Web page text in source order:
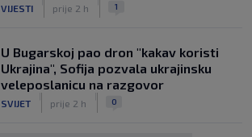
VIJESTI prije 2 h 1
U Bugarskoj pao dron "kakav koristi
Ukrajina", Sofija pozvala ukrajinsku
veleposlanicu na razgovor
SVIJET prije 2 h 0